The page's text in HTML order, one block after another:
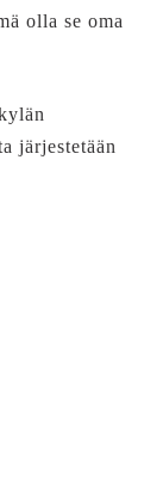
olla se oma
järjestetään